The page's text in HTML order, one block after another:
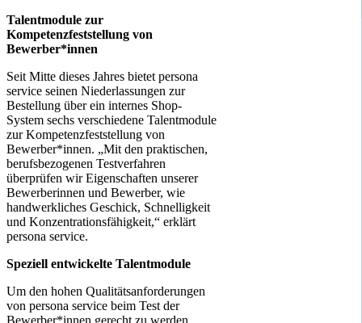
Talentmodule zur
Kompetenzfeststellung von
Bewerber*innen
Seit Mitte dieses Jahres bietet persona
service seinen Niederlassungen zur
Bestellung über ein internes Shop-
System sechs verschiedene Talentmodule
zur Kompetenzfeststellung von
Bewerber*innen. „Mit den praktischen,
berufsbezogenen Testverfahren
überprüfen wir Eigenschaften unserer
Bewerberinnen und Bewerber, wie
handwerkliches Geschick, Schnelligkeit
und Konzentrationsfähigkeit,“ erklärt
persona service.
Speziell entwickelte Talentmodule
Um den hohen Qualitätsanforderungen
von persona service beim Test der
Bewerber*innen gerecht zu werden,